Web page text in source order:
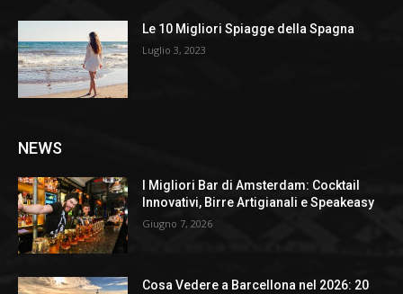
Le 10 Migliori Spiagge della Spagna
Luglio 3, 2023
NEWS
I Migliori Bar di Amsterdam: Cocktail
Innovativi, Birre Artigianali e Speakeasy
Giugno 7, 2026
Cosa Vedere a Barcellona nel 2026: 20